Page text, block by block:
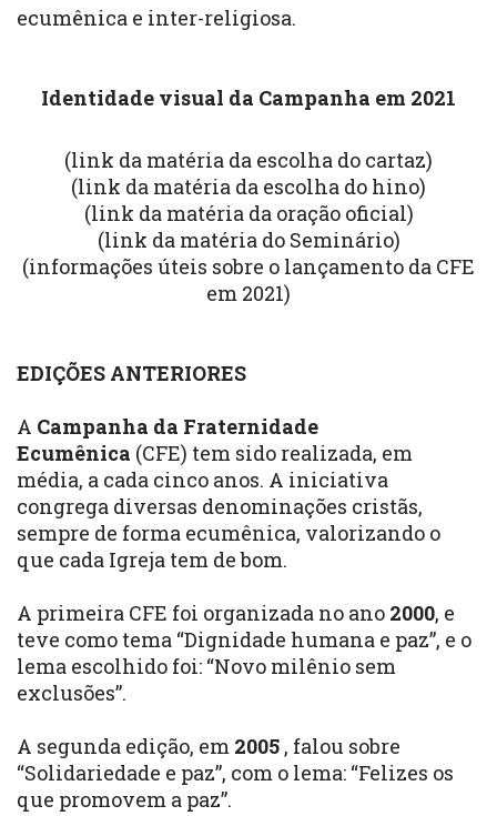
ecumênica e inter-religiosa.
Identidade visual da Campanha em 2021
(link da matéria da escolha do cartaz)
(link da matéria da escolha do hino)
(link da matéria da oração oficial)
(link da matéria do Seminário)
(informações úteis sobre o lançamento da CFE
em 2021)
EDIÇÕES ANTERIORES
A Campanha da Fraternidade
Ecumênica (CFE) tem sido realizada, em
média, a cada cinco anos. A iniciativa
congrega diversas denominações cristãs,
sempre de forma ecumênica, valorizando o
que cada Igreja tem de bom.
A primeira CFE foi organizada no ano 2000, e
teve como tema “Dignidade humana e paz”, e o
lema escolhido foi: “Novo milênio sem
exclusões”.
A segunda edição, em 2005 , falou sobre
“Solidariedade e paz”, com o lema: “Felizes os
que promovem a paz”.